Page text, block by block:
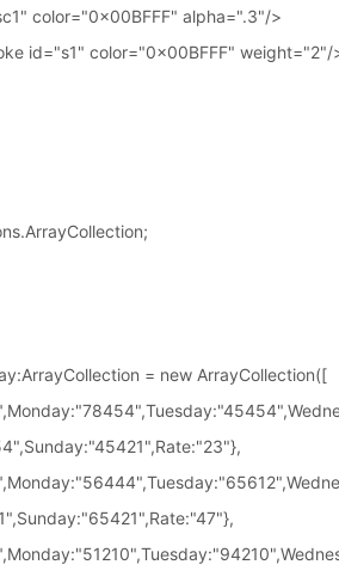
color="0x00BFFF" alpha=".3"/>
id="s1" color="0x00BFFF" weight="2"/
= new ArrayCollection([